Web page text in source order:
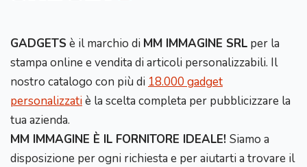
GADGETS è il marchio di MM IMMAGINE SRL per la
stampa online e vendita di articoli personalizzabili. Il
nostro catalogo con più di 18.000 gadget
personalizzatiè la scelta completa per pubblicizzare la
tua azienda.
MM IMMAGINE È IL FORNITORE IDEALE! Siamo a
disposizione per ogni richiesta e per aiutarti a trovare il